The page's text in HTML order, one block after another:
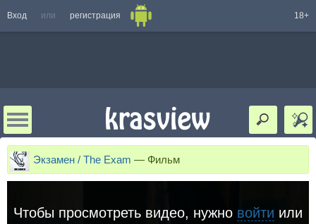
Вход или регистрация 18+
Экзамен / The Exam — Фильм
Чтобы просмотреть видео, нужно войти или